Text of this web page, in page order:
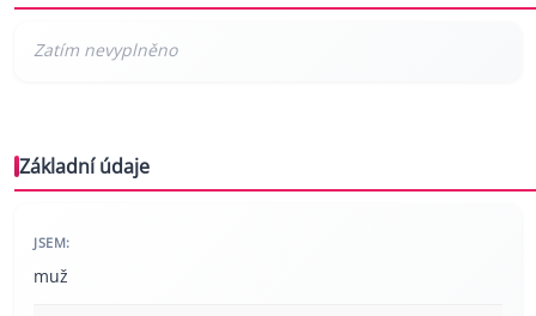
Základní údaje
JSEM:
muž